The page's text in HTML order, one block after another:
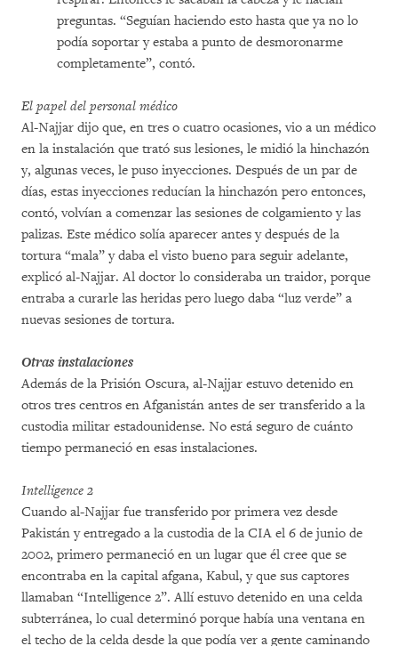
preguntas. “Seguían haciendo esto hasta que ya no lo
podía soportar y estaba a punto de desmoronarme
completamente”, contó.
El papel del personal médico
Al-Najjar dijo que, en tres o cuatro ocasiones, vio a un médico
en la instalación que trató sus lesiones, le midió la hinchazón
y, algunas veces, le puso inyecciones. Después de un par de
días, estas inyecciones reducían la hinchazón pero entonces,
contó, volvían a comenzar las sesiones de colgamiento y las
palizas. Este médico solía aparecer antes y después de la
tortura “mala” y daba el visto bueno para seguir adelante,
explicó al-Najjar. Al doctor lo consideraba un traidor, porque
entraba a curarle las heridas pero luego daba “luz verde” a
nuevas sesiones de tortura.
Otras instalaciones
Además de la Prisión Oscura, al-Najjar estuvo detenido en
otros tres centros en Afganistán antes de ser transferido a la
custodia militar estadounidense. No está seguro de cuánto
tiempo permaneció en esas instalaciones.
Intelligence 2
Cuando al-Najjar fue transferido por primera vez desde
Pakistán y entregado a la custodia de la CIA el 6 de junio de
2002, primero permaneció en un lugar que él cree que se
encontraba en la capital afgana, Kabul, y que sus captores
llamaban “Intelligence 2”. Allí estuvo detenido en una celda
subterránea, lo cual determinó porque había una ventana en
el techo de la celda desde la que podía ver a gente caminando